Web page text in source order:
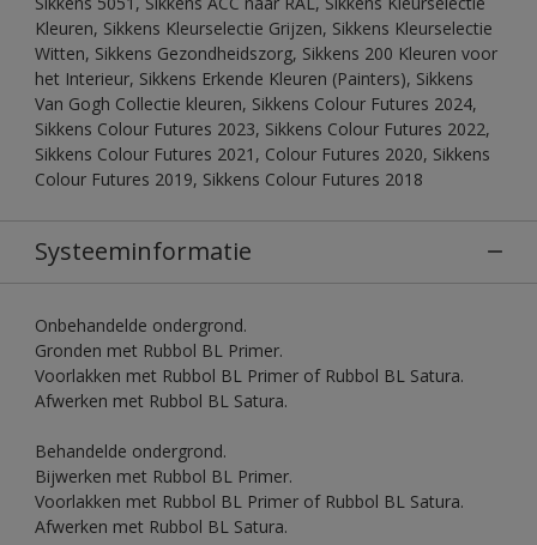
Kleuren, Sikkens Kleurselectie Grijzen, Sikkens Kleurselectie
Witten, Sikkens Gezondheidszorg, Sikkens 200 Kleuren voor
het Interieur, Sikkens Erkende Kleuren (Painters), Sikkens
Van Gogh Collectie kleuren, Sikkens Colour Futures 2024,
Sikkens Colour Futures 2023, Sikkens Colour Futures 2022,
Sikkens Colour Futures 2021, Colour Futures 2020, Sikkens
Colour Futures 2019, Sikkens Colour Futures 2018
Systeeminformatie
Onbehandelde ondergrond.
Gronden met Rubbol BL Primer.
Voorlakken met Rubbol BL Primer of Rubbol BL Satura.
Afwerken met Rubbol BL Satura.
Behandelde ondergrond.
Bijwerken met Rubbol BL Primer.
Voorlakken met Rubbol BL Primer of Rubbol BL Satura.
Afwerken met Rubbol BL Satura.